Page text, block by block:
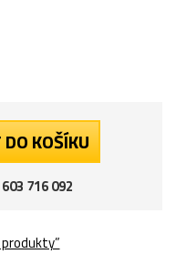
KOŠÍKU
603 716 092